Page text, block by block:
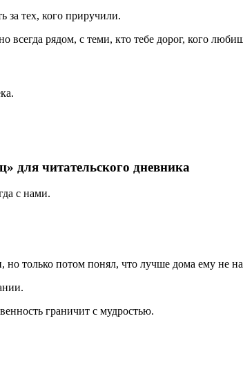
за тех, кого приручили.
всегда рядом, с теми, кто тебе дорог, кого
для читательского дневника
с нами.
только потом понял, что лучше дома ему не
граничит с мудростью.